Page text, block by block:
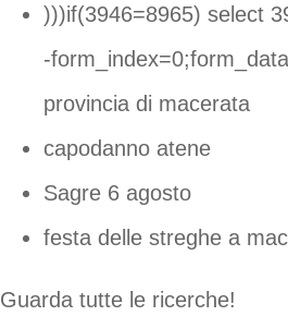
)))if(3946=8965) select
-
provincia di macerata
capodanno atene
Sagre 6 agosto
festa delle streghe a
Guarda tutte le ricerche!